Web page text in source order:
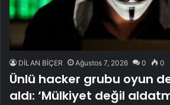
DİLAN BİÇER Ağustos 7, 2026 0 0
Ünlü hacker grubu oyun
aldı: ‘Mülkiyet değil